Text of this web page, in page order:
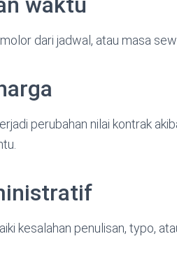
dari jadwal, atau masa
perubahan nilai kontrak
kesalahan penulisan, typo,